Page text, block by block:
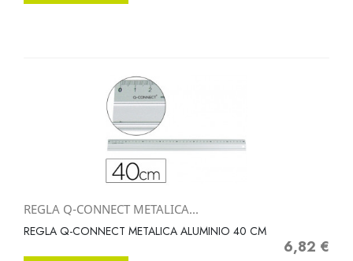
REGLA Q-CONNECT METALICA...
REGLA Q-CONNECT METALICA ALUMINIO 40 CM
Precio
6,82 €